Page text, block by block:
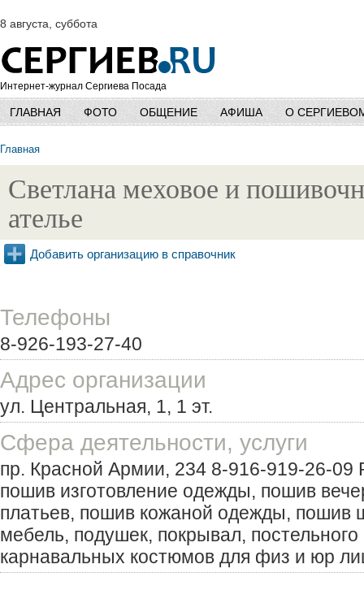
8 августа, суббота
Интернет-журнал Сергиева Посада
ГЛАВНАЯ ФОТО ОБЩЕНИЕ АФИША О
Главная
Светлана меховое и
ателье
Добавить организацию в справочник
Телефоны
8-926-193-27-40
Адрес организации
ул. Центральная, 1, 1 эт.
Сфера деятельности, услуги
пр. Красной Армии, 234 8-916-919-26-
пошив изготовление одежды, пошив
платьев, пошив кожаной одежды, пошив
мебель, подушек, покрывал, постельного
карнавальных костюмов для физ и юр